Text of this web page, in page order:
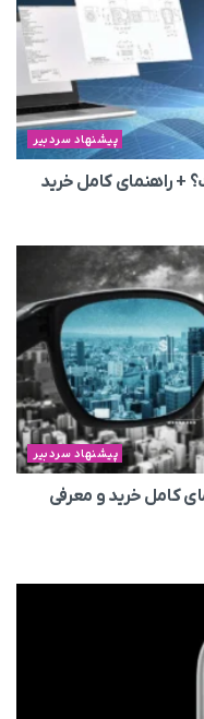
پیشنهاد سردبیر
+ راهنمای کامل خرید
پیشنهاد سردبیر
کامل خرید و معرفی